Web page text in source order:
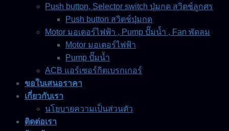
Push button, Selector switch ปุ่มกด สวิตช์ลูกศร
Push button สวิตช์ปุ่มกด
Motor มอเตอร์ไฟฟ้า , Pump ปั๊มน้ำ , Fan พัดลม
Motor มอเตอร์ไฟฟ้า
Pump ปั๊มน้ำ
ACB แอร์เซอร์กิตเบรกเกอร์
ขอใบเสนอราคา
เกี่ยวกับเรา
นโยบายความเป็นส่วนตัว
ติดต่อเรา